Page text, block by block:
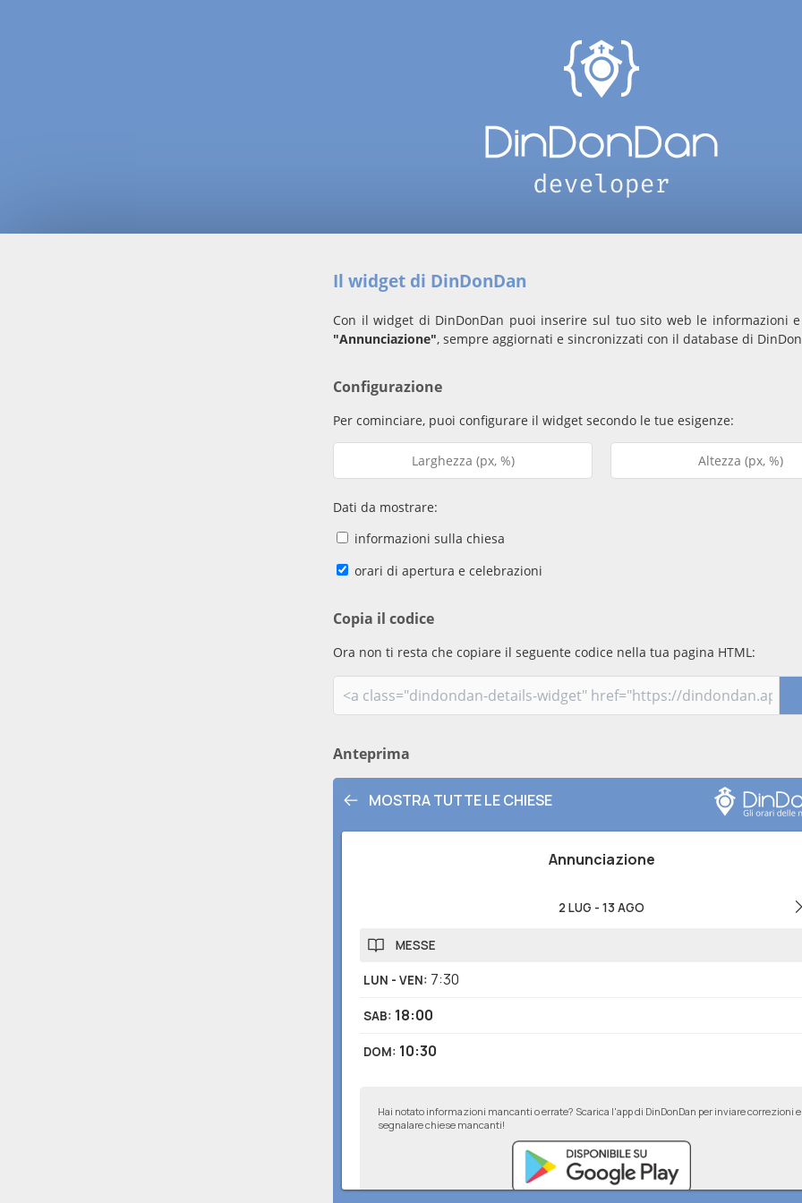
Il widget di DinDonDan
Con il widget di DinDonDan puoi inserire sul tuo sito web le informazioni
"Annunciazione", sempre aggiornati e sincronizzati con il database di
Configurazione
Per cominciare, puoi configurare il widget secondo le tue esigenze:
Dati da mostrare:
informazioni sulla chiesa
orari di apertura e celebrazioni
Copia il codice
Ora non ti resta che copiare il seguente codice nella tua pagina HTML:
Anteprima